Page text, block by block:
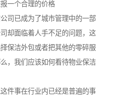
一个合理的价格
司已成为了城市管理中的一部
却面临着人手不足的问题，这
保洁外包或者把其他的零碎服
，我们应该如何看待物业保洁
件事在行业内已经是普遍的事